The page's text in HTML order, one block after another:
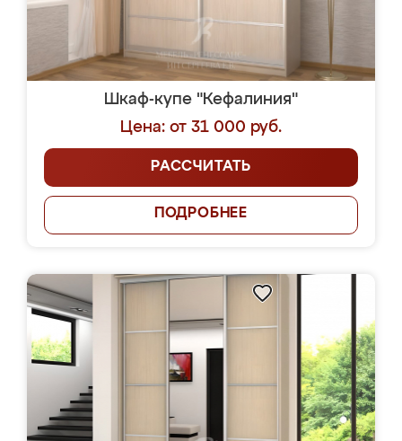
Шкаф-купе "Кефалиния"
Цена: от 31 000 руб.
РАССЧИТАТЬ
ПОДРОБНЕЕ